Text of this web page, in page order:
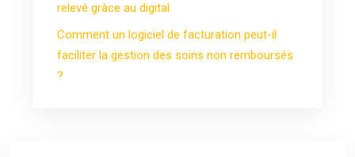
relevé grâce au digital
Comment un logiciel de facturation peut-il
faciliter la gestion des soins non remboursés
?